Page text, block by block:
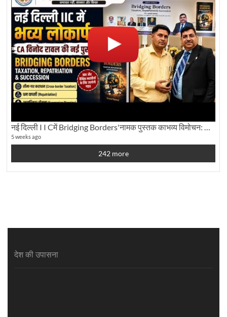
5 weeks ago
242 more
देश की उपासना